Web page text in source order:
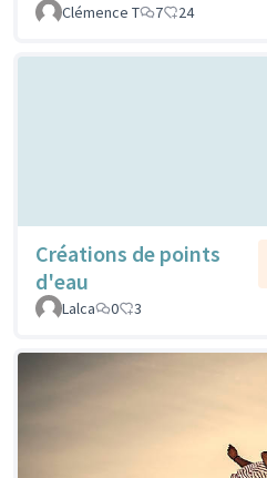
Clémence T
7 24
Créations de points
d'eau
Lalca
0 3